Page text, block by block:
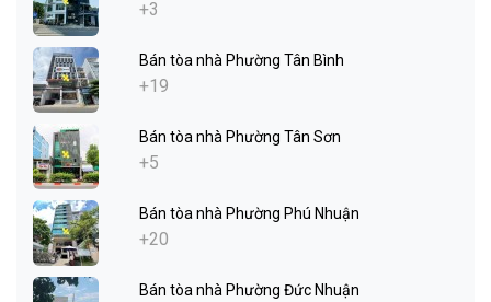
+3
Bán tòa nhà Phường Tân Bình
+19
Bán tòa nhà Phường Tân Sơn
+5
Bán tòa nhà Phường Phú Nhuận
+20
Bán tòa nhà Phường Đức Nhuận